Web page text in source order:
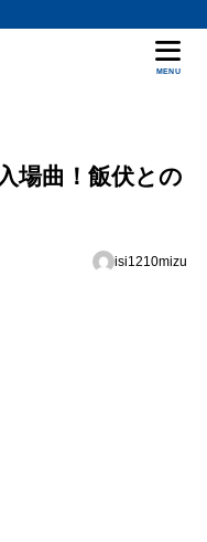
MENU
場曲！飯伏との
isi1210mizu